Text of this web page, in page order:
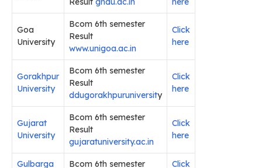
Goa
University
Bcom 6th semester
Result
www.unigoa.ac.in
Click
here
Gorakhpur
University
Bcom 6th semester
Result
ddugorakhpuruniversity
Click
here
Gujarat
University
Bcom 6th semester
Result
gujaratuniversity.ac.in
Click
here
Gulbarga
Bcom 6th semester
Click